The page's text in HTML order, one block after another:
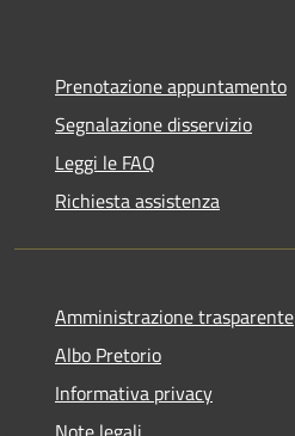
Prenotazione appuntamento
Segnalazione disservizio
Leggi le FAQ
Richiesta assistenza
Amministrazione trasparente
Albo Pretorio
Informativa privacy